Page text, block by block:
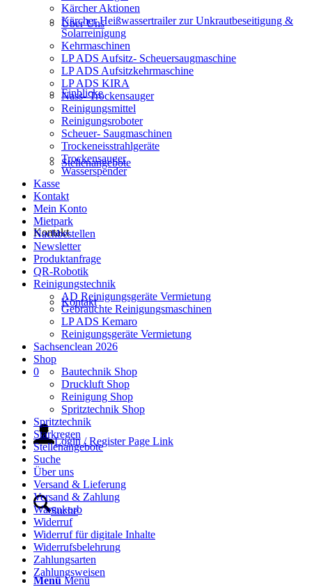
Über Uns
Einblicke
Stellenangebote
Kontakt
Kontakt
0
Login / Register Page Link
Suche
Menü Menü
Kärcher Aktionen
Kärcher Heißwassertrailer zur Unkrautbeseitigung &
Solarreinigung
Kehrmaschinen
LP ADS Aufsitz- Scheuersaugmaschine
LP ADS Aufsitzkehrmaschine
LP ADS KIRA
Nass- Trockensauger
Reinigungsmittel
Reinigungsroboter
Scheuer- Saugmaschinen
Trockeneisstrahlgeräte
Trockensauger
Wasserspender
Kasse
Kontakt
Mein Konto
Mietpark
Nachbestellen
Newsletter
Produktanfrage
QR-Robotik
Reinigungstechnik
AD Reinigungsgeräte Vermietung
Gebrauchte Reinigungsmaschinen
LP ADS Kemaro
Reinigungsgeräte Vermietung
Sachsenclean 2026
Shop
Bautechnik Shop
Druckluft Shop
Reinigung Shop
Spritztechnik Shop
Spritztechnik
Starkregen
Stellenangebote
Suche
Über uns
Versand & Lieferung
Versand & Zahlung
Warenkorb
Widerruf
Widerruf für digitale Inhalte
Widerrufsbelehrung
Zahlungsarten
Zahlungsweisen